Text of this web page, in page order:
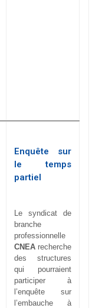
Enquête sur
le temps
partiel
Le syndicat de
branche
professionnelle
CNEArecherche
des structures
qui pourraient
participer à
l’enquête sur
l’embauche à